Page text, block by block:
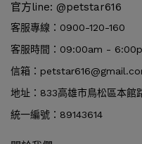
官方line: @petstar616
客服專線：0900-120-160
客服時間：09:00am -
信箱：
地址：833高雄市鳥松區本館
統一編號：89143614